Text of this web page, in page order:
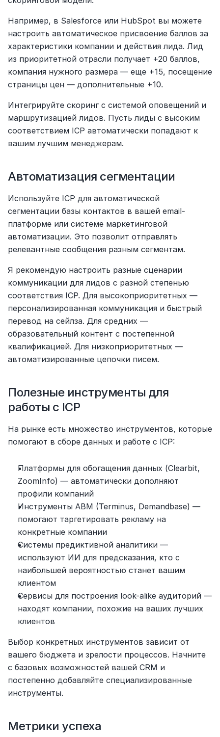
Например, в Salesforce или HubSpot вы можете
настроить автоматическое присвоение баллов за
характеристики компании и действия лида. Лид
из приоритетной отрасли получает +20 баллов,
компания нужного размера — еще +15, посещение
страницы цен — дополнительные +10.
Интегрируйте скоринг с системой оповещений и
маршрутизацией лидов. Пусть лиды с высоким
соответствием ICP автоматически попадают к
вашим лучшим менеджерам.
Автоматизация сегментации
Используйте ICP для автоматической
сегментации базы контактов в вашей email-
платформе или системе маркетинговой
автоматизации. Это позволит отправлять
релевантные сообщения разным сегментам.
Я рекомендую настроить разные сценарии
коммуникации для лидов с разной степенью
соответствия ICP. Для высокоприоритетных —
персонализированная коммуникация и быстрый
перевод на сейлза. Для средних —
образовательный контент с постепенной
квалификацией. Для низкоприоритетных —
автоматизированные цепочки писем.
Полезные инструменты для
работы с ICP
На рынке есть множество инструментов, которые
помогают в сборе данных и работе с ICP:
Платформы для обогащения данных (Clearbit,
ZoomInfo) — автоматически дополняют
профили компаний
Инструменты ABM (Terminus, Demandbase) —
помогают таргетировать рекламу на
конкретные компании
Системы предиктивной аналитики —
используют ИИ для предсказания, кто с
наибольшей вероятностью станет вашим
клиентом
Сервисы для построения look-alike аудиторий —
находят компании, похожие на ваших лучших
клиентов
Выбор конкретных инструментов зависит от
вашего бюджета и зрелости процессов. Начните
с базовых возможностей вашей CRM и
постепенно добавляйте специализированные
инструменты.
Метрики успеха